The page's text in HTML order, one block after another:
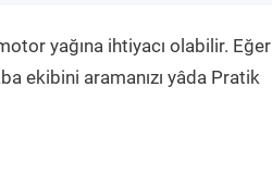
yağına ihtiyacı olabilir. Eğer
ekibini aramanızı yâda Pratik